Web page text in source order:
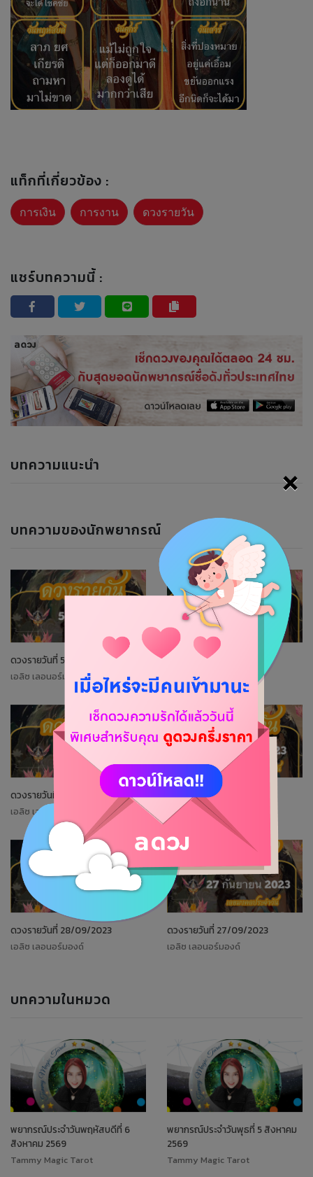
×
แท็กที่เกี่ยวข้อง :
การเงิน การงาน ดวงรายวัน
แชร์บทความนี้ :
บทความแนะนำ
บทความของนักพยากรณ์
ดวงรายวันที่ 5/10/2023
เอลิซ เลอนอร์มองด์
ดวงรายวันที่4/10/2023
เอลิซ เลอนอร์มองด์
ดวงรายวันที่ 3/10/2023
เอลิซ เลอนอร์มองด์
ดวงรายวันที่ 2/10/2023
เอลิซ เลอนอร์มองด์
ดวงรายวันที่ 28/09/2023
เอลิซ เลอนอร์มองด์
ดวงรายวันที่ 27/09/2023
เอลิซ เลอนอร์มองด์
บทความในหมวด
พยากรณ์ประจำวันพฤหัสบดีที่ 6
สิงหาคม 2569
Tammy Magic Tarot
พยากรณ์ประจำวันพุธที่ 5 สิงหาคม
2569
Tammy Magic Tarot